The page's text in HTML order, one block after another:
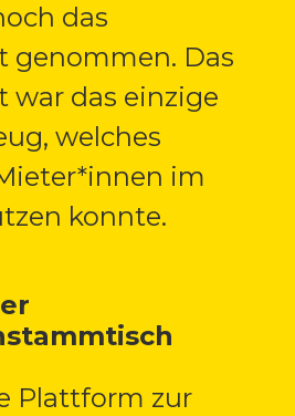
das
genommen. Das
war das einzige
welches
im
konnte.
Plattform zur